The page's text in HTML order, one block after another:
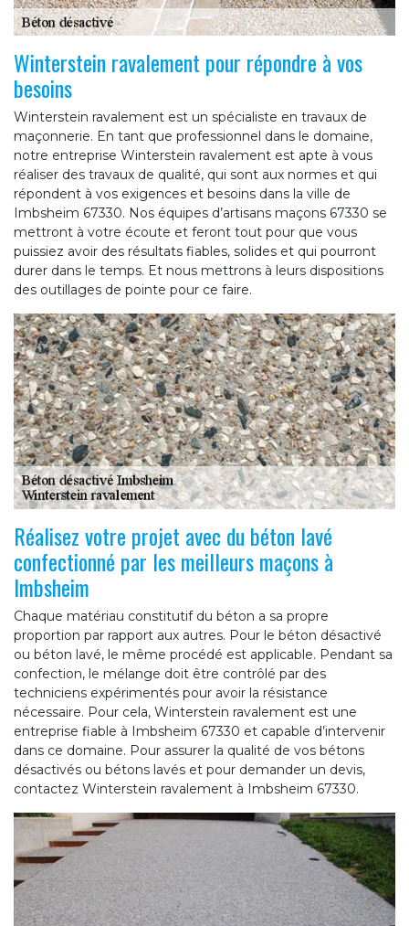
Winterstein ravalement pour répondre à vos
besoins
Winterstein ravalement est un spécialiste en travaux de
maçonnerie. En tant que professionnel dans le domaine,
notre entreprise Winterstein ravalement est apte à vous
réaliser des travaux de qualité, qui sont aux normes et qui
répondent à vos exigences et besoins dans la ville de
Imbsheim 67330. Nos équipes d’artisans maçons 67330 se
mettront à votre écoute et feront tout pour que vous
puissiez avoir des résultats fiables, solides et qui pourront
durer dans le temps. Et nous mettrons à leurs dispositions
des outillages de pointe pour ce faire.
Réalisez votre projet avec du béton lavé
confectionné par les meilleurs maçons à
Imbsheim
Chaque matériau constitutif du béton a sa propre
proportion par rapport aux autres. Pour le béton désactivé
ou béton lavé, le même procédé est applicable. Pendant sa
confection, le mélange doit être contrôlé par des
techniciens expérimentés pour avoir la résistance
nécessaire. Pour cela, Winterstein ravalement est une
entreprise fiable à Imbsheim 67330 et capable d’intervenir
dans ce domaine. Pour assurer la qualité de vos bétons
désactivés ou bétons lavés et pour demander un devis,
contactez Winterstein ravalement à Imbsheim 67330.